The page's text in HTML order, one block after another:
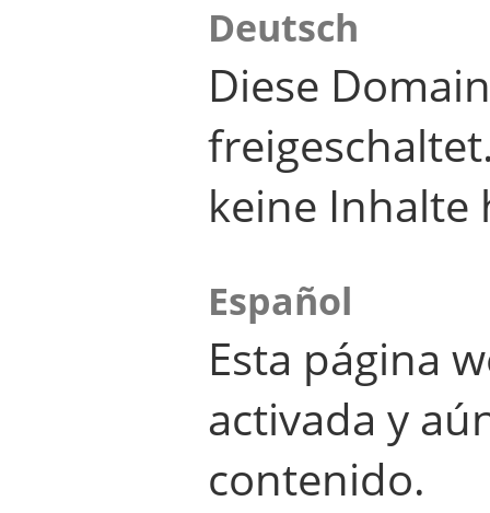
Deutsch
Diese
keine Inhalte
Español
Esta página
activada y
contenido.